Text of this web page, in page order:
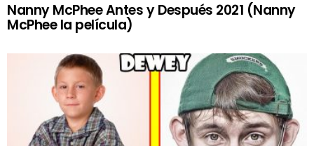
Nanny McPhee Antes y Después 2021 (Nanny
McPhee la película)